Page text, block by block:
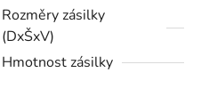
Rozměry zásilky
(DxŠxV)
Hmotnost zásilky